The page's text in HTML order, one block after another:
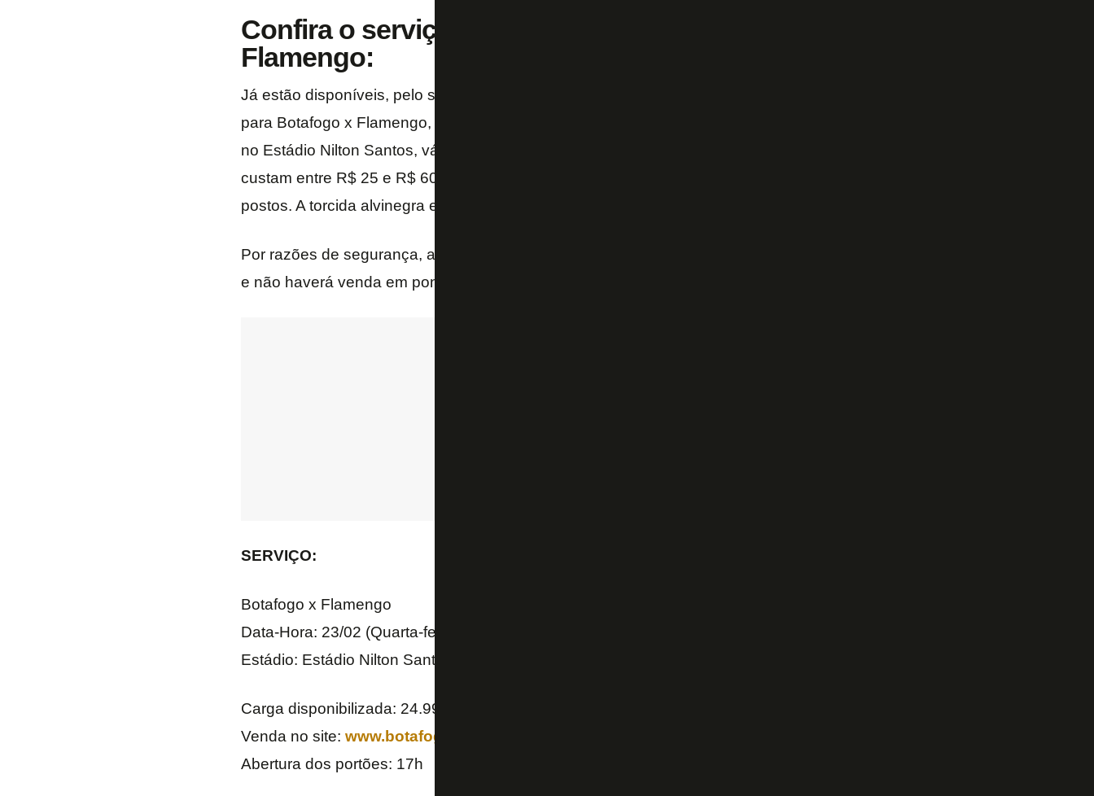
Confira o serviço completo de Botafogo x
Flamengo:
Já estão disponíveis, pelo site
para Botafogo x Flamengo, clássico que será disputado na quarta-feira (23/02), às 20h,
no Estádio Nilton Santos, válido pela 8ª rodada do Campeonato Carioca. Os ingressos
custam entre R$ 25 e R$ 60. A venda física terá início na segunda-feira (21/02) nos
postos. A torcida alvinegra está convocada a jogar junto com o time!
Por razões de segurança, a venda online de ingressos se dará até o horário da partida
e não haverá venda em pontos físicos no dia do jogo.
SERVIÇO:
Botafogo x Flamengo
Data-Hora: 23/02 (Quarta-feira), às 20h
Estádio: Estádio Nilton Santos
Carga disponibilizada: 24.999 ingressos
Venda no site: www.botafogo.com.br/ingresso
Abertura dos portões: 17h